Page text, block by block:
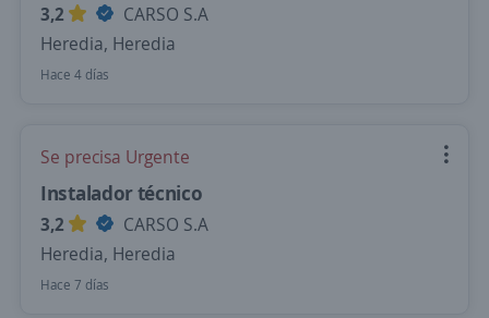
3,2
CARSO S.A
Heredia, Heredia
Hace 4 días
Se precisa Urgente
Instalador técnico
3,2
CARSO S.A
Heredia, Heredia
Hace 7 días